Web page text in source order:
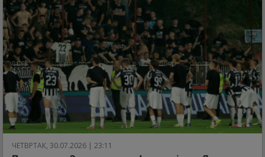
ЧЕТВРТАК, 30.07.2026 | 23:11